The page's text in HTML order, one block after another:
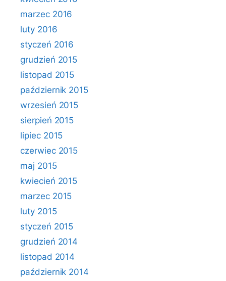
marzec 2016
luty 2016
styczeń 2016
grudzień 2015
listopad 2015
październik 2015
wrzesień 2015
sierpień 2015
lipiec 2015
czerwiec 2015
maj 2015
kwiecień 2015
marzec 2015
luty 2015
styczeń 2015
grudzień 2014
listopad 2014
październik 2014